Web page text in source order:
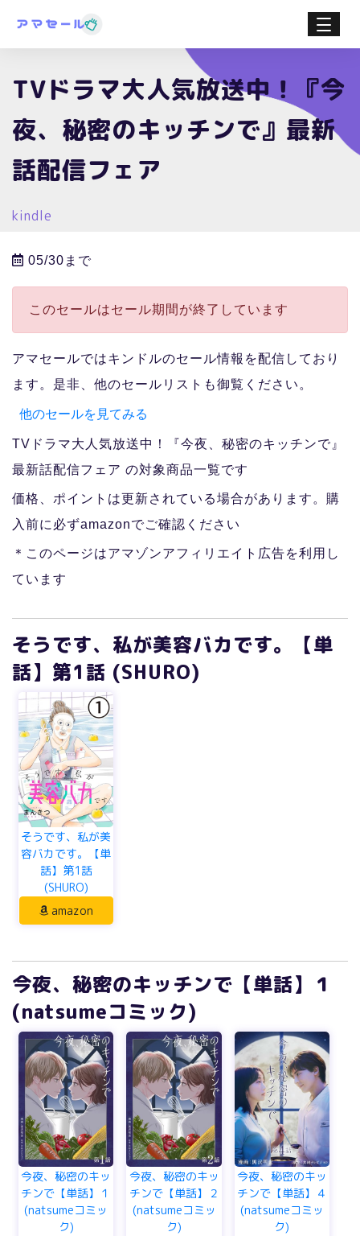
TVドラマ大人気放送中！『今
夜、秘密のキッチンで』最新
話配信フェア
kindle
05/30まで
このセールはセール期間が終了しています
アマセールではキンドルのセール情報を配信しており
ます。是非、他のセールリストも御覧ください。
他のセールを見てみる
TVドラマ大人気放送中！『今夜、秘密のキッチンで』
最新話配信フェア の対象商品一覧です
価格、ポイントは更新されている場合があります。購
入前に必ずamazonでご確認ください
＊このページはアマゾンアフィリエイト広告を利用し
ています
そうです、私が美容バカです。【単
話】第1話 (SHURO)
そうです、私が美
容バカです。【単
話】第1話
(SHURO)
amazon
今夜、秘密のキッチンで【単話】１
(natsumeコミック)
今夜、秘密のキッ
チンで【単話】１
(natsumeコミッ
ク)
今夜、秘密のキッ
チンで【単話】２
(natsumeコミッ
ク)
今夜、秘密のキッ
チンで【単話】４
(natsumeコミッ
ク)